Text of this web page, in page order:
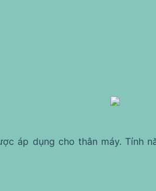
áp dụng cho thân máy. Tính